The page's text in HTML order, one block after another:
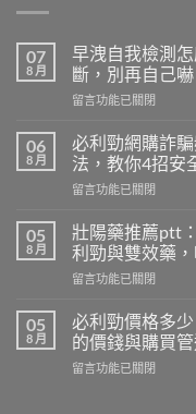
07
8 月
早洩自我檢測
斷，別再自己
在
洩
自
我
檢
怎
麼
做？
藥
用
PEDT
表
留言功能已關閉
06
8 月
必利勁網購詐
法，教你4招安
在
利
勁
網
購
騙
頻
傳！
藥
留言功能已關閉
05
8 月
壯陽藥推薦ptt
利勁與雙效藥
在
陽
藥
推
薦
留言功能已關閉
05
8 月
必利勁價格多
的價錢與購買
在
留言功能已關閉